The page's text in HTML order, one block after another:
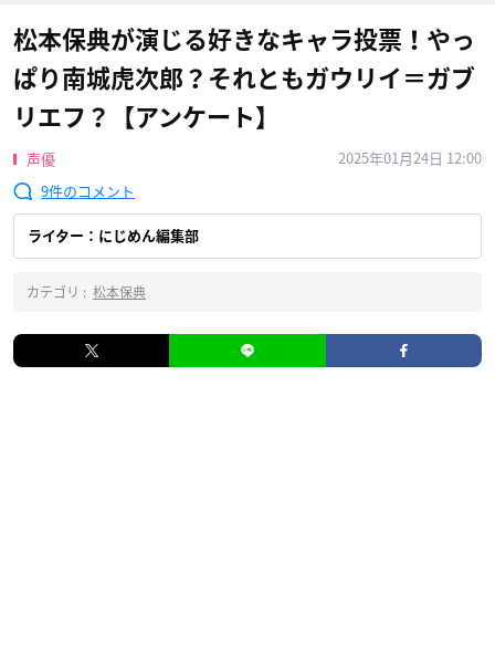
松本保典が演じる好きなキャラ投票！やっ
ぱり南城虎次郎？それともガウリイ＝ガブ
リエフ？【アンケート】
声優
2025年01月24日 12:00
9
ライター：にじめん編集部
カテゴリ : 松本保典